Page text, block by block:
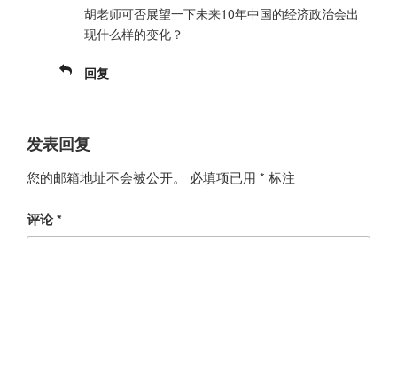
胡老师可否展望一下未来10年中国的经济政治会出
现什么样的变化？
回复
发表回复
您的邮箱地址不会被公开。 必填项已用 * 标注
评论*